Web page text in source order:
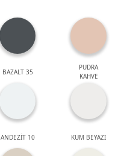
BAZALT 35
PUDRA
KAHVE
ANDEZİT 10 KUM BEYAZI